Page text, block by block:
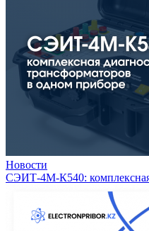
Новости
СЭИТ-4М-К540: комплексная